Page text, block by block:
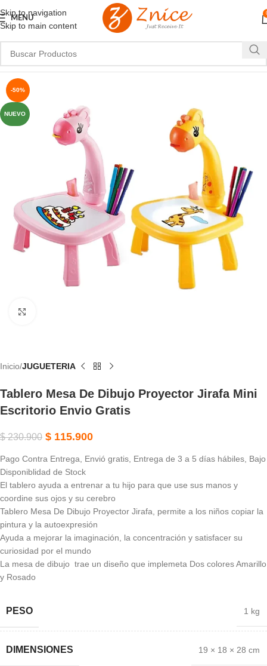
Skip to navigation
Skip to main content
MENU
-50%
NUEVO
Inicio JUGUETERIA
Tablero Mesa De Dibujo Proyector Jirafa Mini
Escritorio Envio Gratis
$230.900 $ 115.900
Pago Contra Entrega, Envió gratis, Entrega de 3 a 5 días hábiles, Bajo
Disponiblidad de Stock
El tablero ayuda a entrenar a tu hijo para que use sus manos y
coordine sus ojos y su cerebro
Tablero Mesa De Dibujo Proyector Jirafa, permite a los niños copiar la
pintura y la autoexpresión
Ayuda a mejorar la imaginación, la concentración y satisfacer su
curiosidad por el mundo
La mesa de dibujo trae un diseño que implemeta Dos colores Amarillo
y Rosado
PESO 1 kg
DIMENSIONES 19 × 18 × 28 cm